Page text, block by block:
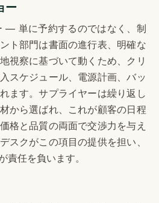
ー
— 単に予約するのではなく、制
ト部門は書面の進行表、明確な
視察に基づいて動くため、クリ
スケジュール、電源計画、バッ
ます。サプライヤーは繰り返し
から選ばれ、これが顧客の日程
格と品質の両面で交渉力を与え
スクがこの項目の提供を担い、
責任を負います。